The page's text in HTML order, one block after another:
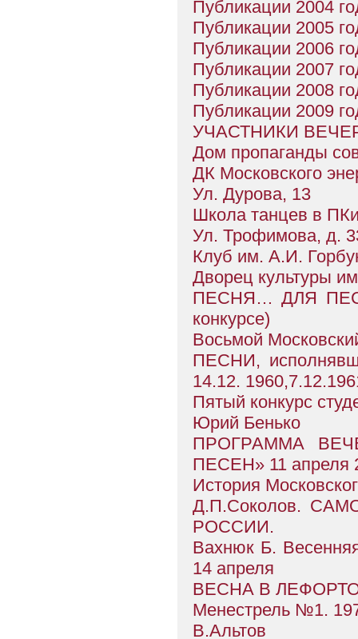
Публикации 2004
Публикации 2005
Публикации 2006
Публикации 2007
Публикации 2008
Публикации 2009
УЧАСТНИКИ
Дом пропаганды
ДК Московского
Ул. Дурова, 13
Школа танцев в
Ул. Трофимова, д.
Клуб им. А.И.
Дворец культуры
ПЕСНЯ… ДЛЯ
конкурсе)
Восьмой
ПЕСНИ,
14.12.
Пятый конкурс
Юрий Бенько
ПРОГРАММА
ПЕСЕН» 11 апреля
История
Д.П.Соколов.
РОССИИ.
Вахнюк Б.
14 апреля
ВЕСНА В
Менестрель №1.
В.Альтов